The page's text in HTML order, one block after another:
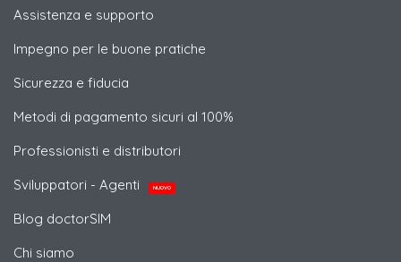
Assistenza e supporto
Impegno per le buone pratiche
Sicurezza e fiducia
Metodi di pagamento sicuri al 100%
Professionisti e distributori
Sviluppatori - Agenti
NUOVO
Blog doctorSIM
Chi siamo